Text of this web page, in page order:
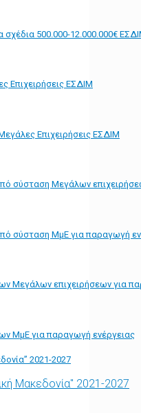
σχέδια 500.000-12.000.000€
Επιχειρήσεις ΕΣΔΙΜ
Επιχειρήσεις ΕΣΔΙΜ
σύσταση Μεγάλων
σύσταση ΜμΕ για παραγωγή
Μεγάλων επιχειρήσεων για
ΜμΕ για παραγωγή ενέργειας
2021-2027
Μακεδονία" 2021-2027